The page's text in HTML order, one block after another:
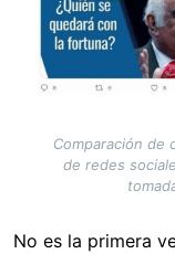
Comparación de
de redes
No es la primera